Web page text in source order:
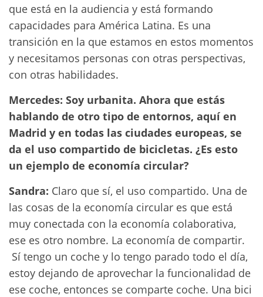
que está en la audiencia y está formando
capacidades para América Latina. Es una
transición en la que estamos en estos momentos
y necesitamos personas con otras perspectivas,
con otras habilidades.
Mercedes: Soy urbanita. Ahora que estás
hablando de otro tipo de entornos, aquí en
Madrid y en todas las ciudades europeas, se
da el uso compartido de bicicletas. ¿Es esto
un ejemplo de economía circular?
Sandra: Claro que sí, el uso compartido. Una de
las cosas de la economía circular es que está
muy conectada con la economía colaborativa,
ese es otro nombre. La economía de compartir.
Sí tengo un coche y lo tengo parado todo el día,
estoy dejando de aprovechar la funcionalidad de
ese coche, entonces se comparte coche. Una bici